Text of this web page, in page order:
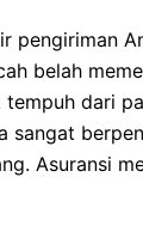
pengiriman
belah
dari
sangat
Asuransi